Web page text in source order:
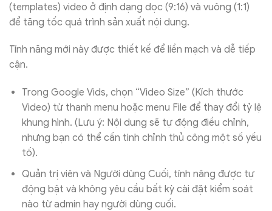
(templates) video ở định dạng dọc (9:16) và vuông (1:1)
để tăng tốc quá trình sản xuất nội dung.
Tính năng mới này được thiết kế để liền mạch và dễ tiếp
cận.
Trong Google Vids, chọn “Video Size” (Kích thước
Video) từ thanh menu hoặc menu File để thay đổi tỷ lệ
khung hình. (Lưu ý: Nội dung sẽ tự động điều chỉnh,
nhưng bạn có thể cần tinh chỉnh thủ công một số yếu
tố).
Quản trị viên và Người dùng Cuối, tính năng được tự
động bật và không yêu cầu bất kỳ cài đặt kiểm soát
nào từ admin hay người dùng cuối.